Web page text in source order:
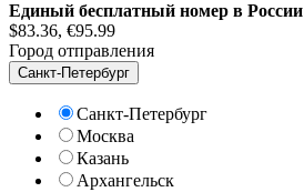
Единый бесплатный номер в России
$83.36, €95.99
Город отправления
Санкт-Петербург
Санкт-Петербург
Москва
Казань
Архангельск